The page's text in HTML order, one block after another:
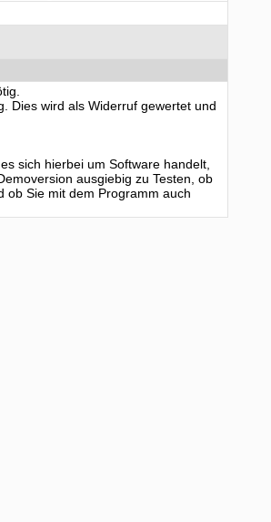
Dies wird als Widerruf gewertet und
sich hierbei um Software handelt,
ausgiebig zu Testen, ob
ob Sie mit dem Programm auch